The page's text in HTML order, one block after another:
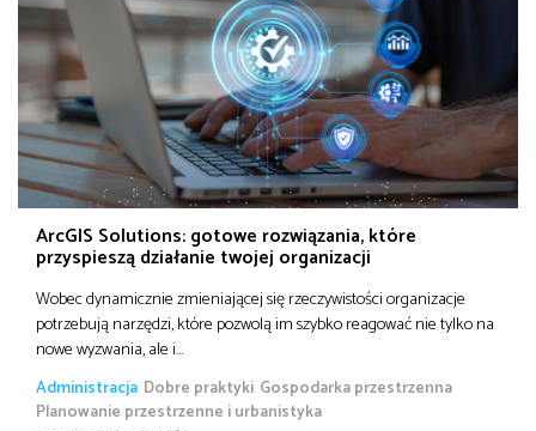
ArcGIS Solutions: gotowe rozwiązania, które
przyspieszą działanie twojej organizacji
Wobec dynamicznie zmieniającej się rzeczywistości organizacje
potrzebują narzędzi, które pozwolą im szybko reagować nie tylko na
nowe wyzwania, ale i…
Administracja Dobre praktyki Gospodarka przestrzenna
Planowanie przestrzenne i urbanistyka